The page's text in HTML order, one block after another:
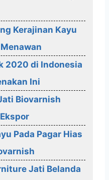
Kerajinan Kayu
2020 di Indonesia
Ini
Biovarnish
Pada Pagar Hias
Jati Belanda